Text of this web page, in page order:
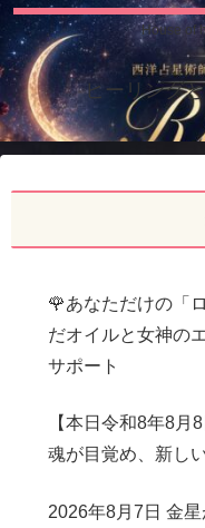
House of
ヒーリング
🌹あなただけの「
だオイルと女神の
サポート
【本日令和8年8月
魂が目覚め、新し
2026年8月7日 金